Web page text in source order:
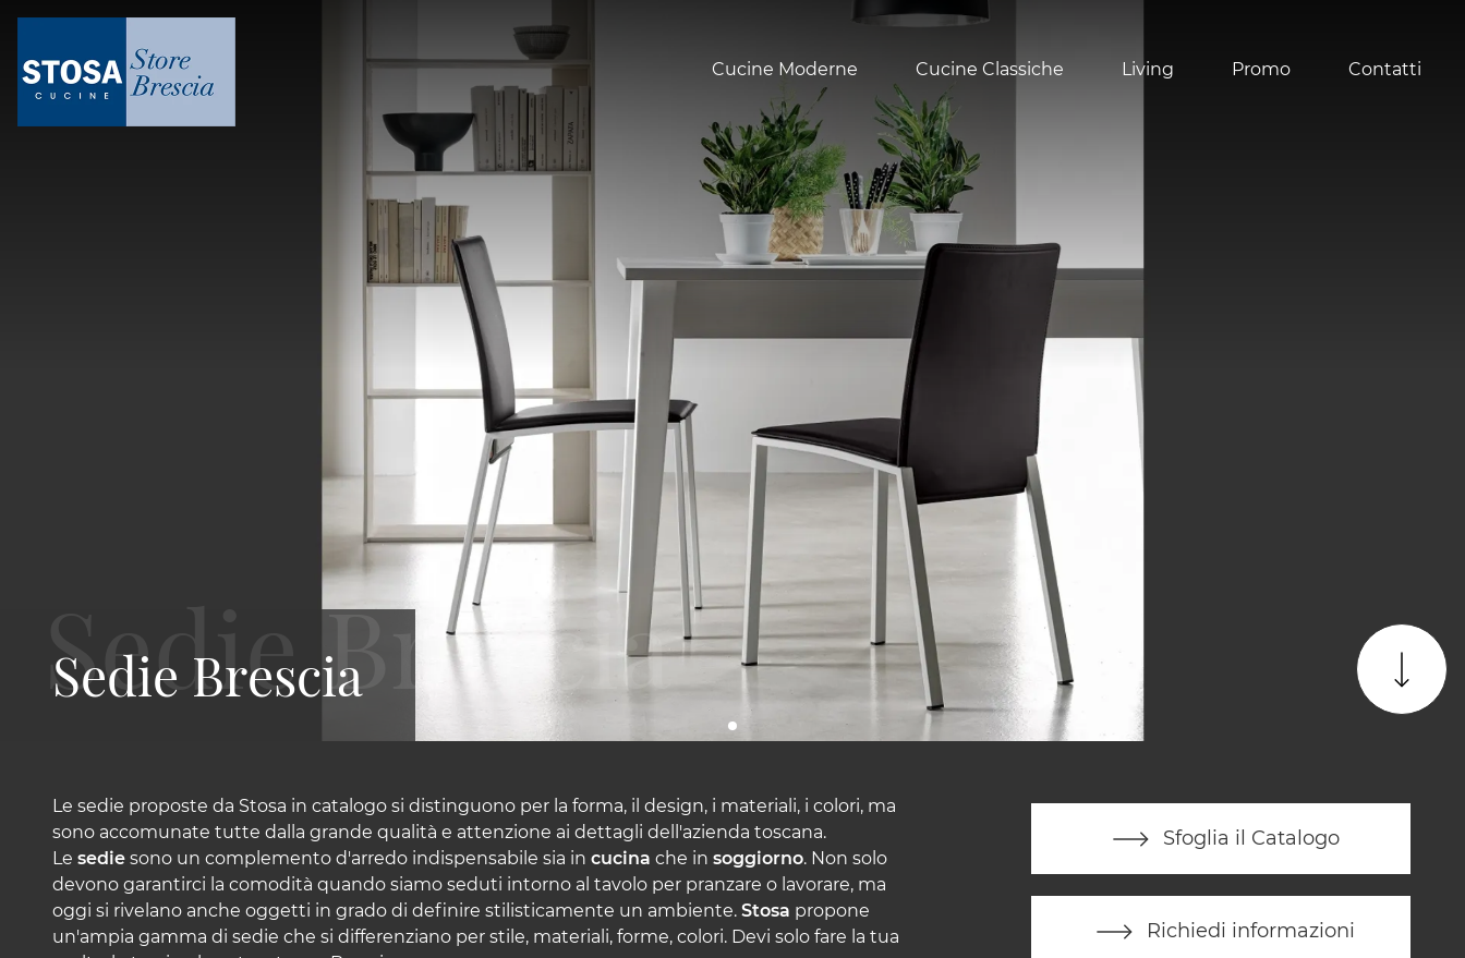
Cucine Moderne Cucine Classiche Living Promo Contatti
Sedie Brescia
Le sedie proposte da Stosa in catalogo si distinguono per la forma, il design, i materiali, i colori, ma
sono accomunate tutte dalla grande qualità e attenzione ai dettagli dell'azienda toscana.
Le sedie sono un complemento d'arredo indispensabile sia in cucina che in soggiorno. Non solo
devono garantirci la comodità quando siamo seduti intorno al tavolo per pranzare o lavorare, ma
oggi si rivelano anche oggetti in grado di definire stilisticamente un ambiente. Stosa propone
un'ampia gamma di sedie che si differenziano per stile, materiali, forme, colori. Devi solo fare la tua
Sfoglia il Catalogo
Richiedi informazioni